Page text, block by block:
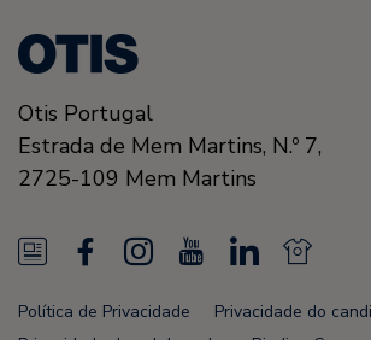
Otis Portugal
Estrada de Mem Martins, N.º 7,
2725-109 Mem Martins
N
e
a
I
n
o
L
i
N
e
Política de Privacidade
Privacidade do